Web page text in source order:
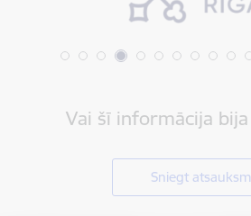
Vai šī informācija
Sniegt